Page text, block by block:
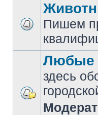
Пишем
Любые
здесь